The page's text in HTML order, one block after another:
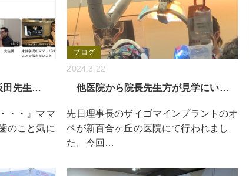
田先生…
・・』ママ
のこと気に
ブログ
2024.3.22
他医院から院長先生方が見学にい…
先日理事長のザイゴマインプラントのオ
ペが新百合ヶ丘の医院にて行われまし
た。今回…